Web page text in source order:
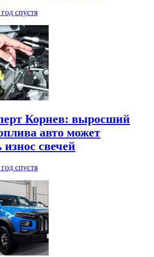
год спустя
Корнев: выросший
авто может
износ свечей
год спустя